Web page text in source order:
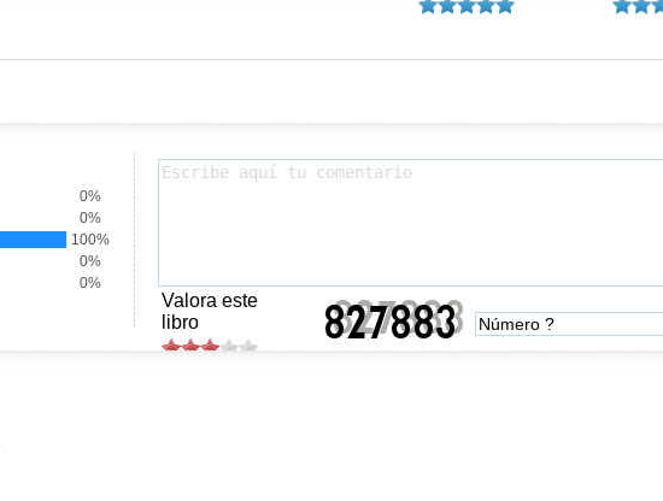
0%
0%
100%
0%
0%
Valora este
libro